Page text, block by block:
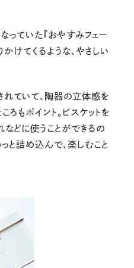
っていた『おやすみフェー
かけてくるような、やさしい
ていて、陶器の立体感を
ろもポイント。ビスケットを
どに使うことができるの
っと詰め込んで、楽しむこと